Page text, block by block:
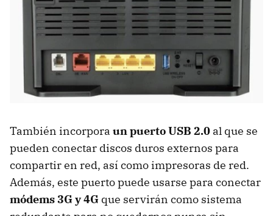
También incorpora un puerto USB 2.0 al que se
pueden conectar discos duros externos para
compartir en red, así como impresoras de red.
Además, este puerto puede usarse para conectar
módems 3G y 4G que servirán como sistema